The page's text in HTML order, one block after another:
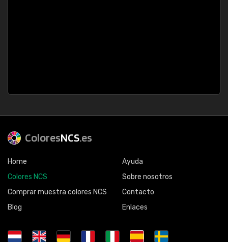
ColoresNCS.es
Home
Colores NCS
Comprar muestra colores NCS
Blog
Ayuda
Sobre nosotros
Contacto
Enlaces